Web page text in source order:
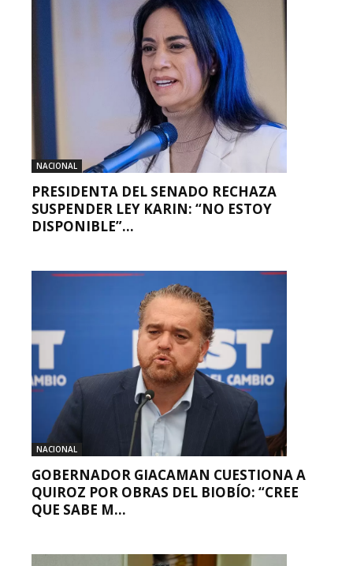
NACIONAL
PRESIDENTA DEL SENADO RECHAZA
SUSPENDER LEY KARIN: “NO ESTOY
DISPONIBLE”...
NACIONAL
GOBERNADOR GIACAMAN CUESTIONA A
QUIROZ POR OBRAS DEL BIOBÍO: “CREE
QUE SABE M...